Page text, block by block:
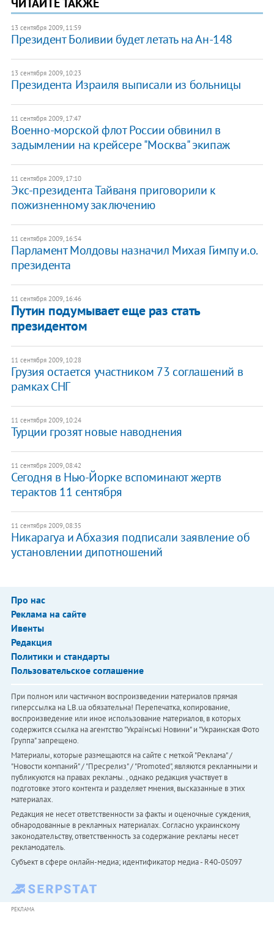
13 сентября 2009, 11:59
Президент Боливии будет летать на Ан-148
13 сентября 2009, 10:23
Президента Израиля выписали из больницы
11 сентября 2009, 17:47
Военно-морской флот России обвинил в
задымлении на крейсере "Москва" экипаж
11 сентября 2009, 17:10
Экс-президента Тайваня приговорили к
пожизненному заключению
11 сентября 2009, 16:54
Парламент Молдовы назначил Михая Гимпу и.о.
президента
11 сентября 2009, 16:46
Путин подумывает еще раз стать
президентом
11 сентября 2009, 10:28
Грузия остается участником 73 соглашений в
рамках СНГ
11 сентября 2009, 10:24
Турции грозят новые наводнения
11 сентября 2009, 08:42
Сегодня в Нью-Йорке вспоминают жертв
терактов 11 сентября
11 сентября 2009, 08:35
Никарагуа и Абхазия подписали заявление об
установлении дипотношений
Про нас
Реклама на сайте
Ивенты
Редакция
Политики и стандарты
Пользовательское соглашение
При полном или частичном воспроизведении материалов прямая
гиперссылка на LB.ua обязательна! Перепечатка, копирование,
воспроизведение или иное использование материалов, в которых
содержится ссылка на агентство "Українськi Новини" и "Украинская Фото
Группа" запрещено.
Материалы, которые размещаются на сайте с меткой "Реклама" /
"Новости компаний" / "Пресрелиз" / "Promoted", являются рекламными и
публикуются на правах рекламы. , однако редакция участвует в
подготовке этого контента и разделяет мнения, высказанные в этих
материалах.
Редакция не несет ответственности за факты и оценочные суждения,
обнародованные в рекламных материалах. Согласно украинскому
законодательству, ответственность за содержание рекламы несет
рекламодатель.
Субъект в сфере онлайн-медиа; идентификатор медиа - R40-05097
РЕКЛАМА